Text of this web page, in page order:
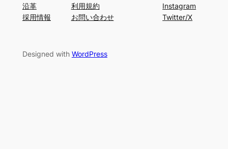
沿革
採用情報
利用規約
お問い合わせ
Instagram
Twitter/X
Designed with WordPress